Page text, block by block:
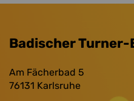
Badischer Turner-
Am Fächerbad 5
76131 Karlsruhe